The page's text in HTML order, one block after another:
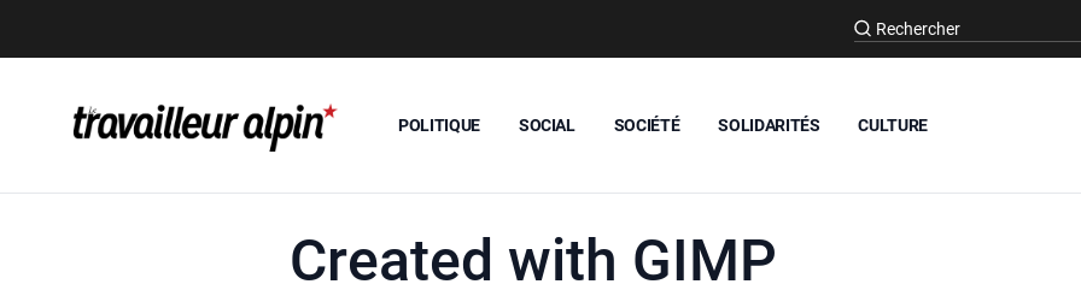
POLITIQUE SOCIAL SOCIÉTÉ SOLIDARITÉS CULTURE
Created with GIMP